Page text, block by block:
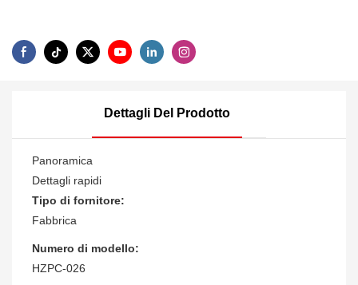
Dettagli Del Prodotto
Panoramica
Dettagli rapidi
Tipo di fornitore:
Fabbrica
Numero di modello:
HZPC-026